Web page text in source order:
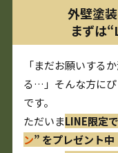
外壁塗装
まずは
「まだお願いする
る…」そんな方に
です。
ただいまLINE限定
ン” をプレゼント中